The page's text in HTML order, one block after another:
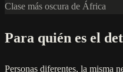
Clase más oscura de África
Para quién es el
Personas diferentes, la misma